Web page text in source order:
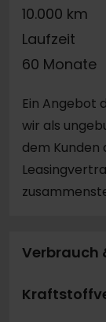
10.000 km
Laufzeit
60 Monate
Ein Angebot
wir als
dem Kunden
Verbrauch